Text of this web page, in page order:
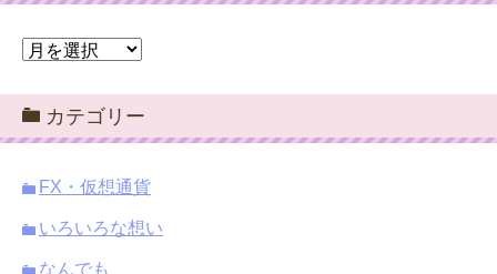
ア
カ
イ
ブ
カテゴリー
FX・仮想通貨
いろいろな想い
なんでも